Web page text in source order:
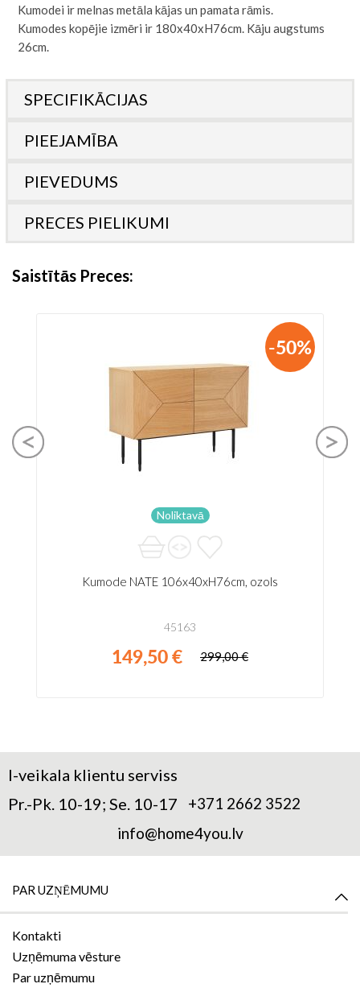
Kumodei ir melnas metāla kājas un pamata rāmis.
Kumodes kopējie izmēri ir 180x40xH76cm. Kāju augstums
26cm.
SPECIFIKĀCIJAS
PIEEJAMĪBA
PIEVEDUMS
PRECES PIELIKUMI
Saistītās Preces
-50%
Noliktavā
Kumode NATE 106x40xH76cm, ozols
45163
149,50 € 299,00 €
I-veikala klientu serviss
Pr.-Pk. 10-19; Se. 10-17
+371 2662 3522
info@home4you.lv
PAR UZŅĒMUMU
Kontakti
Uzņēmuma vēsture
Par uzņēmumu